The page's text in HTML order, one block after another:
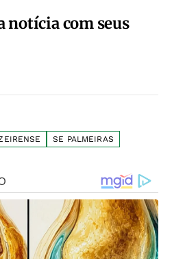
notícia com seus
SE PALMEIRAS